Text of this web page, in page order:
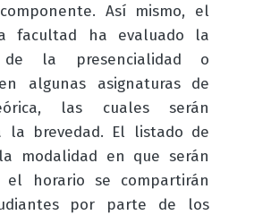
Así mismo, el
facultad ha evaluado la
de la presencialidad o
algunas asignaturas de
las cuales serán
la brevedad. El listado de
modalidad en que serán
el horario se compartirán
por parte de los